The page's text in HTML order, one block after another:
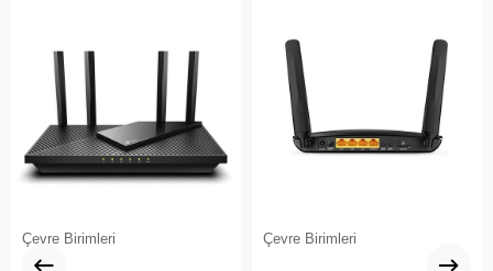
Çevre Birimleri Çevre Birimleri